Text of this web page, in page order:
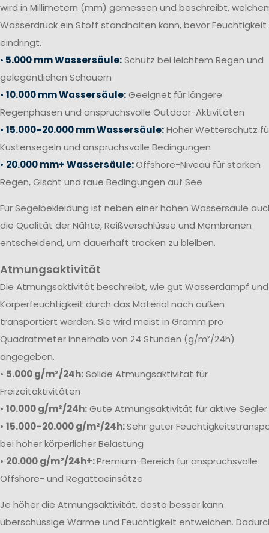
wird in Millimetern (mm) gemessen und beschreibt,
Wasserdruck ein Stoff standhalten kann, bevor Feuchtigkeit
eindringt.
• 5.000 mm Wassersäule:Schutz bei leichtem Regen und
gelegentlichen Schauern
• 10.000 mm Wassersäule:Geeignet für längere
Regenphasen und anspruchsvolle Outdoor-Aktivitäten
• 15.000–20.000 mm Wassersäule:Hoher Wetterschutz
Küstensegeln und anspruchsvolle Bedingungen
• 20.000 mm+ Wassersäule:Offshore-Niveau für starken
Regen, Gischt und raue Bedingungen auf See
Für Segelbekleidung ist neben einer hohen Wassersäule
die Qualität der Nähte, Reißverschlüsse und Membranen
entscheidend, um dauerhaft trocken zu bleiben.
Atmungsaktivität
Die Atmungsaktivität beschreibt, wie gut Wasserdampf und
Körperfeuchtigkeit durch das Material nach außen
transportiert werden. Sie wird meist in Gramm pro
Quadratmeter innerhalb von 24 Stunden (g/m²/24h)
angegeben.
• 5.000 g/m²/24h:Solide Atmungsaktivität für
Freizeitaktivitäten
• 10.000 g/m²/24h:Gute Atmungsaktivität für aktive Segler
• 15.000–20.000 g/m²/24h:Sehr guter
bei hoher körperlicher Belastung
• 20.000 g/m²/24h+:Premium-Bereich für anspruchsvolle
Offshore- und Regattaeinsätze
Je höher die Atmungsaktivität, desto besser kann
überschüssige Wärme und Feuchtigkeit entweichen.